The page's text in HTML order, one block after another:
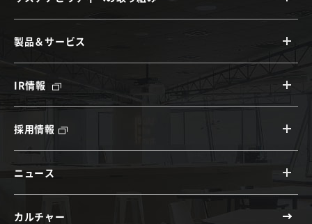
製品＆サービス
IR情報
採用情報
ニュース
カルチャー